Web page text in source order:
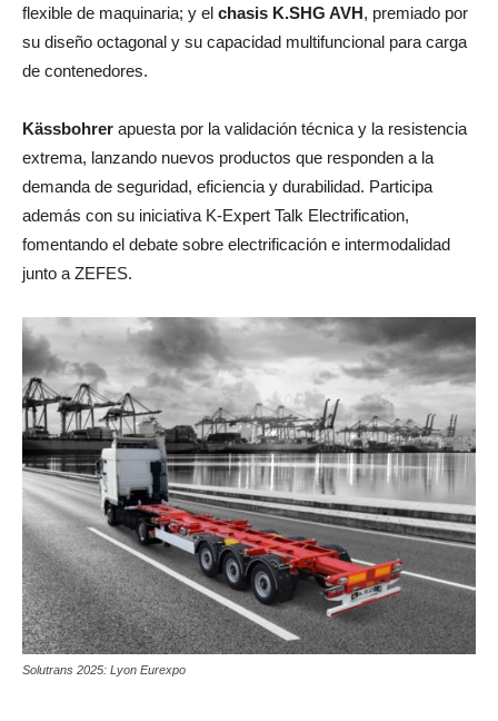
flexible de maquinaria; y el chasis K.SHG AVH, premiado por
su diseño octagonal y su capacidad multifuncional para carga
de contenedores.
Kässbohrer apuesta por la validación técnica y la resistencia
extrema, lanzando nuevos productos que responden a la
demanda de seguridad, eficiencia y durabilidad. Participa
además con su iniciativa K-Expert Talk Electrification,
fomentando el debate sobre electrificación e intermodalidad
junto a ZEFES.
Solutrans 2025: Lyon Eurexpo